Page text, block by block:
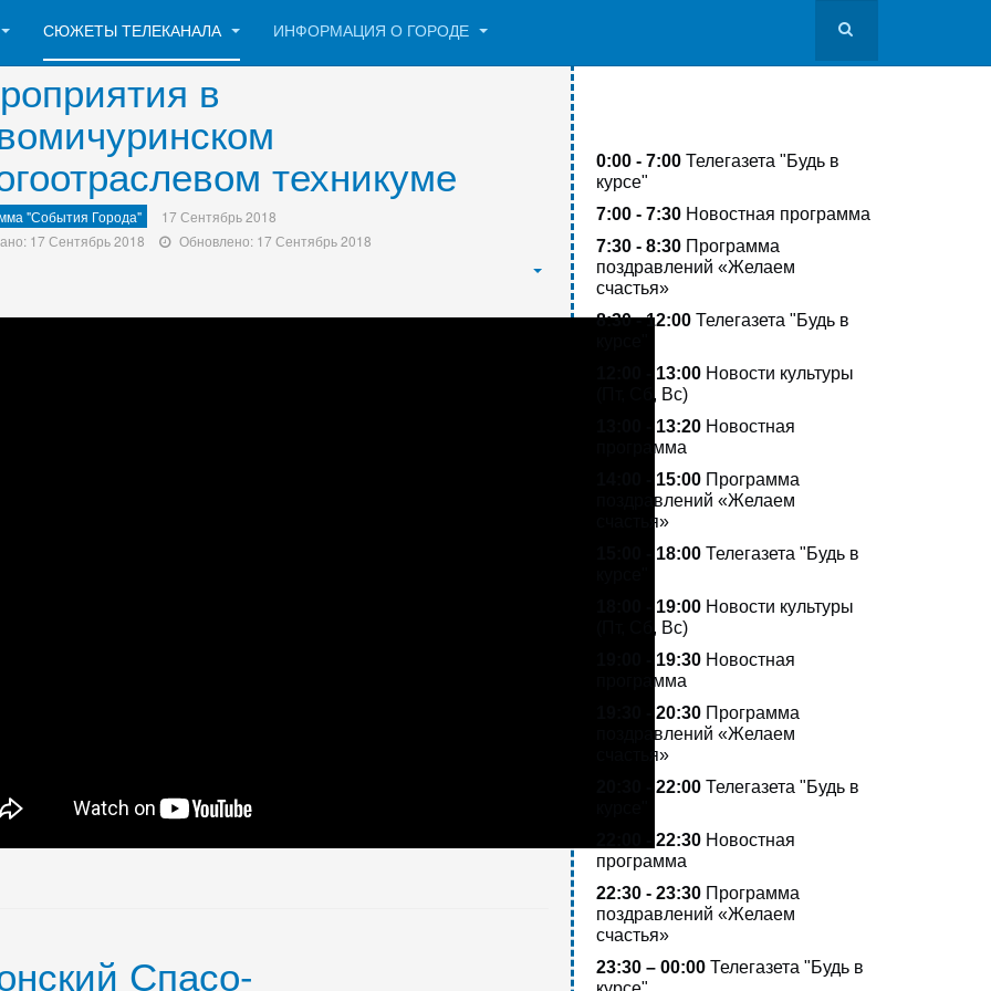
СЮЖЕТЫ ТЕЛЕКАНАЛА ИНФОРМАЦИЯ О ГОРОДЕ
в
техникуме
"События Города"
17 Сентябрь 2018
17 Сентябрь 2018
Обновлено: 17 Сентябрь 2018
Спасо-
0:00 - 7:00 Телегазета "Будь в
курсе"
7:00 - 7:30 Новостная программа
7:30 - 8:30 Программа
поздравлений «Желаем
счастья»
8:30 - 12:00 Телегазета "Будь в
12:00 - 13:00 Новости культуры
(Пт, Сб, Вс)
13:20 Новостная
программа
14:00 - 15:00 Программа
поздравлений «Желаем
счастья»
15:00 - 18:00 Телегазета "Будь в
18:00 - 19:00 Новости культуры
(Пт, Сб, Вс)
19:00 - 19:30 Новостная
программа
19:30 - 20:30 Программа
поздравлений «Желаем
счастья»
20:30 - 22:00 Телегазета "Будь в
22:00 - 22:30 Новостная
программа
22:30 - 23:30 Программа
поздравлений «Желаем
счастья»
23:30 – 00:00 Телегазета "Будь в